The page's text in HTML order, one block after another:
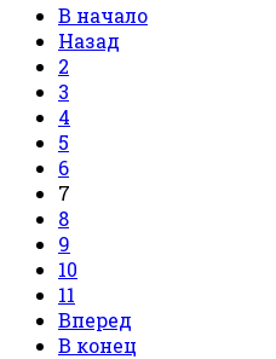
В начало
Назад
2
3
4
5
6
7
8
9
10
11
Вперед
В конец